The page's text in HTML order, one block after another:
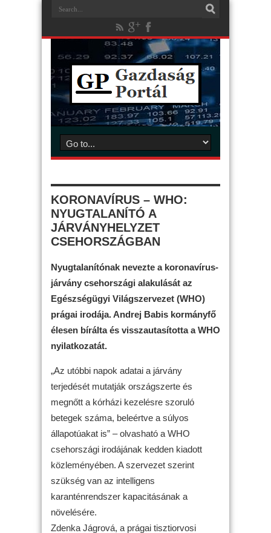
KORONAVÍRUS – WHO:
NYUGTALANÍTÓ A
JÁRVÁNYHELYZET
CSEHORSZÁGBAN
Nyugtalanítónak nevezte a koronavírus-
járvány csehországi alakulását az
Egészségügyi Világszervezet (WHO)
prágai irodája. Andrej Babis kormányfő
élesen bírálta és visszautasította a WHO
nyilatkozatát.
„Az utóbbi napok adatai a járvány
terjedését mutatják országszerte és
megnőtt a kórházi kezelésre szoruló
betegek száma, beleértve a súlyos
állapotúakat is” – olvasható a WHO
csehországi irodájának kedden kiadott
közleményében. A szervezet szerint
szükség van az intelligens
karanténrendszer kapacitásának a
növelésére.
Zdenka Jágrová, a prágai tisztiorvosi